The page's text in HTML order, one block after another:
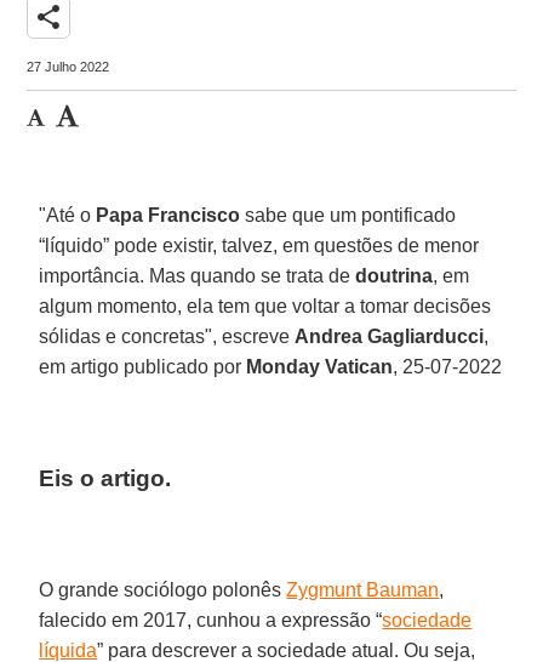
share
27 Julho 2022
"Até o Papa Francisco sabe que um pontificado
“líquido” pode existir, talvez, em questões de menor
importância. Mas quando se trata dedoutrina, em
algum momento, ela tem que voltar a tomar decisões
sólidas e concretas", escreve Andrea Gagliarducci,
em artigo publicado por Monday Vatican, 25-07-2022
Eis o artigo.
O grande sociólogo polonêsZygmunt Bauman,
falecido em 2017, cunhou a expressão “sociedade
líquida” para descrever a sociedade atual. Ou seja,